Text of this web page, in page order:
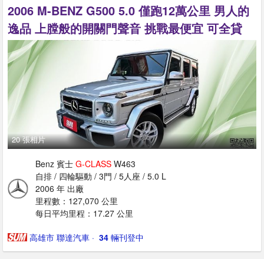
2006 M-BENZ G500 5.0 僅跑12萬公里 男人的
逸品 上膛般的開關門聲音 挑戰最便宜 可全貸
20 張相片
Benz 賓士 G-CLASS W463
自排 / 四輪驅動 / 3門 / 5人座 / 5.0 L
2006 年 出廠
里程數：127,070 公里
每日平均里程：17.27 公里
高雄市 聯達汽車 · ‎ 34 輛刊登中